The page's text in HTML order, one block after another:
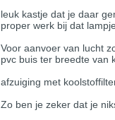
leuk kastje dat je daar
proper werk bij dat lampje
Voor aanvoer van lucht
pvc buis ter breedte van
afzuiging met
Zo ben je zeker dat je